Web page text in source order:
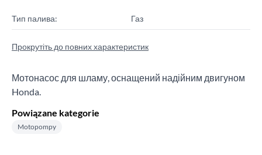
Тип палива: Газ
Прокрутіть до повних характеристик
Мотонасос для шламу, оснащений надійним двигуном
Honda.
Powiązane kategorie
Motopompy